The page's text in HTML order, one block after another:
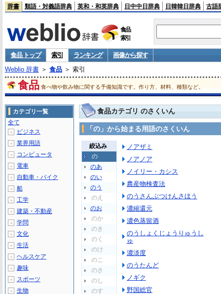
辞書 類語・対義語辞典 英和・和英辞典 日中中日辞典 日韓韓日辞典 古語
食品
索引
食品 トップ 索引 ランキング
画像から探す
Weblio 辞書＞ 食品＞ 索引
食品 食べ物や飲み物に関する予備知識です。作り方、材料、種類など。
食品カテゴリ のさくいん
「の」から始まる用語のさくいん
絞込み
の
のあ
のい
のう
のえ
のお
のか
のき
のく
のけ
のこ
のさ
のし
のす
ノアザミ
ノアノア
ノイリー・カシス
農産物検査法
のうさんぶつけんさほう
濃縮還元
濃色蒸留酒
のうしょくじょうりゅうし
ゅ
濃淡度
のうたんど
ノギク
野国総官
カテゴリ一覧
全て
＋ ビジネス
＋ 業界用語
＋ コンピュータ
＋ 電車
＋ 自動車・バイク
＋ 船
＋ 工学
＋ 建築・不動産
＋ 学問
＋ 文化
＋ 生活
＋ ヘルスケア
＋ 趣味
＋ スポーツ
＋ 生物